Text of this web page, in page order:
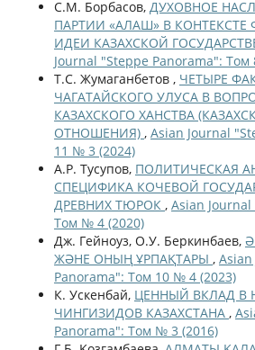
С.М. Борбасов, ДУХОВНОЕ
ПАРТИИ «АЛАШ» В
ИДЕИ КАЗАХСКОЙ
Journal "Steppe Panorama":
Т.С. Жумаганбетов , ЧЕТЫРЕ
ЧАГАТАЙСКОГО УЛУСА В
КАЗАХСКОГО ХАНСТВА
ОТНОШЕНИЯ) , Asian Journal
11 № 3 (2024)
А.Р. Тусупов, ПОЛИТИЧЕСКАЯ
СПЕЦИФИКА КОЧЕВОЙ
ДРЕВНИХ ТЮРОК , Asian
Том № 4 (2020)
Дж. Гейноуз, О.У. Беркинбаев,
ЖӘНЕ ОНЫҢ ҰРПАҚТАРЫ ,
Panorama": Том 10 № 4 (2023)
К. Ускенбай, ЦЕННЫЙ ВКЛАД В
ЧИНГИЗИДОВ КАЗАХСТАНА ,
Panorama": Том № 3 (2016)